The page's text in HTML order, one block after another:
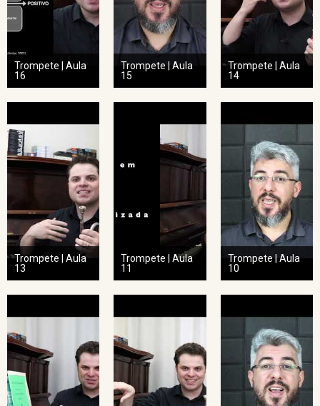
Trompete | Aula
16
Trompete | Aula
15
Trompete | Aula
14
Trompete | Aula
13
Trompete | Aula
11
Trompete | Aula
10